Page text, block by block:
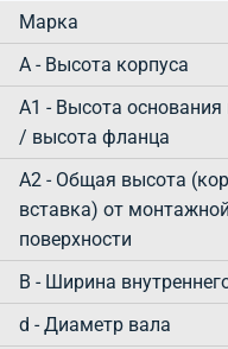
Марка
А - Высота корпуса
A1 - Высота основания
/ высота фланца
A2 - Общая высота
вставка) от монтажной
поверхности
B - Ширина
d - Диаметр вала